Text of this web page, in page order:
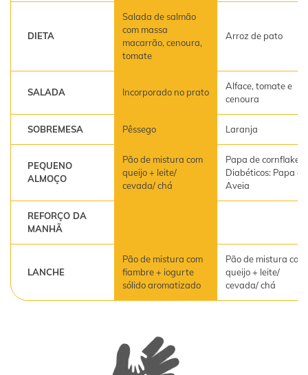
DIETA
Salada de salmão
com massa
macarrão, cenoura,
tomate
Arroz de pato
SALADA Incorporado no prato
Alface, tomate e
cenoura
SOBREMESA Pêssego Laranja
PEQUENO
ALMOÇO
Pão de mistura com
queijo + leite/
cevada/ chá
Papa de cornflakes
Diabéticos: Papa de
Aveia
REFORÇO DA
MANHÃ
LANCHE
Pão de mistura com
fiambre + iogurte
sólido aromatizado
Pão de mistura com
queijo + leite/
cevada/ chá